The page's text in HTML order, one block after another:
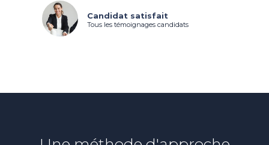
Candidat satisfait
Tous les témoignages candidats